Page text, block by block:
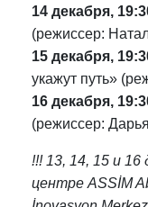
14 декабря,
(режиссер:
15 декабря,
укажут путь»
16 декабря,
(режиссер:
!!! 13, 14, 15 и
центре ASSİM